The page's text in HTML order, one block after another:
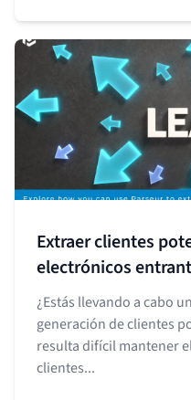
Extraer clientes
electrónicos
¿Estás llevando a cabo
generación de clientes
resulta difícil mantener
clientes...